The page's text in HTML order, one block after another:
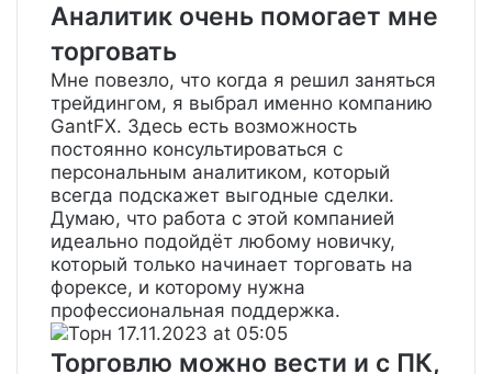
Аналитик очень помогает мне
торговать
Мне повезло, что когда я решил заняться
трейдингом, я выбрал именно компанию
GantFX. Здесь есть возможность
постоянно консультироваться с
персональным аналитиком, который
всегда подскажет выгодные сделки.
Думаю, что работа с этой компанией
идеально подойдёт любому новичку,
который только начинает торговать на
форексе, и которому нужна
профессиональная поддержка.
Торн 17.11.2023 at 05:05
Торговлю можно вести и с ПК,